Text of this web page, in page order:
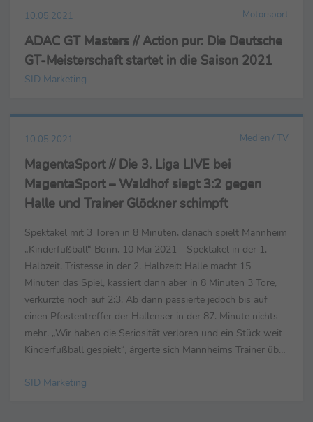
10.05.2021 Motorsport
ADAC GT Masters // Action pur: Die Deutsche
GT-Meisterschaft startet in die Saison 2021
SID Marketing
10.05.2021 Medien / TV
MagentaSport // Die 3. Liga LIVE bei
MagentaSport – Waldhof siegt 3:2 gegen
Halle und Trainer Glöckner schimpft
Spektakel mit 3 Toren in 8 Minuten, danach spielt Mannheim
„Kinderfußball“ Bonn, 10 Mai 2021 - Spektakel in der 1.
Halbzeit, Tristesse in der 2. Halbzeit: Halle macht 15
Minuten das Spiel, kassiert dann aber in 8 Minuten 3 Tore,
verkürzte noch auf 2:3. Ab dann passierte jedoch bis auf
einen Pfostentreffer der Hallenser in der 87. Minute nichts
mehr. „Wir haben die Seriosität verloren und ein Stück weit
Kinderfußball gespielt“, ärgerte sich Mannheims Trainer über
SID Marketing